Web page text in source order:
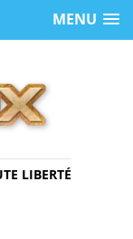
MENU
LIBERTÉ